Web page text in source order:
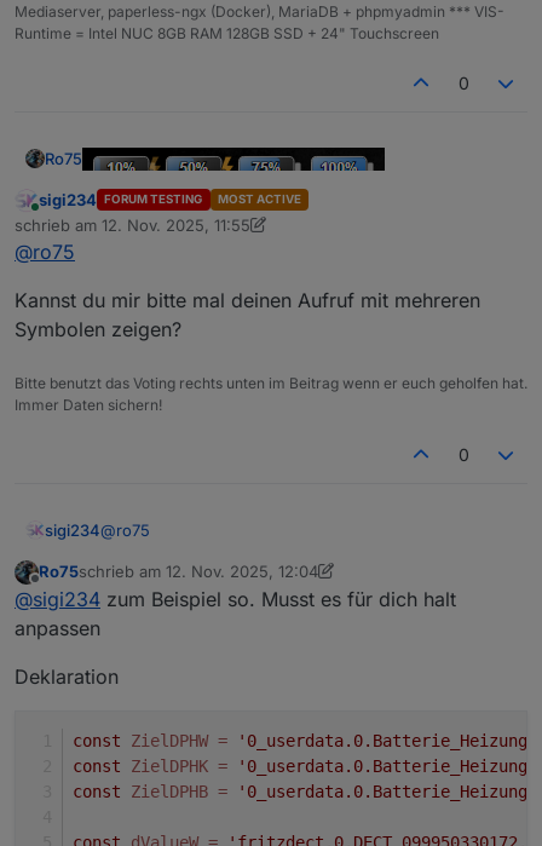
Mediaserver, paperless-ngx (Docker), MariaDB + phpmyadmin *** VIS-
Runtime = Intel NUC 8GB RAM 128GB SSD + 24" Touchscreen
0
Ro75
1.0.6: Sortierung der Parameter, Ladesymbol kann auf
Wunsch sanft blinken, Dokumentation und Beispiel
WICHTIG: Wird der Code ausgetauscht- MUSS der
Online
sigi234 FORUM TESTING MOST ACTIVE
schrieb am 12. Nov. 2025, 11:55
zuletzt editiert von sigi234 11. Dez. 2025, 12:55
@ro75
Kannst du mir bitte mal deinen Aufruf mit mehreren
Symbolen zeigen?
Bitte benutzt das Voting rechts unten im Beitrag wenn er euch geholfen hat.
Immer Daten sichern!
0
sigi234@ro75
Kannst du mir bitte mal deinen Aufruf mit mehreren
Symbolen zeigen?
Offline
Ro75schrieb am 12. Nov. 2025, 12:04
zuletzt editiert von Ro7511. Dez. 2025, 13:05
@sigi234 zum Beispiel so. Musst es für dich halt
anpassen
Deklaration
const ZielDPHW =
const
ZielDPHK =
const
ZielDPHB =
const dValueW =